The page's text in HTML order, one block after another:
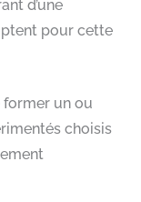
d’une
pour cette
former un ou
choisis